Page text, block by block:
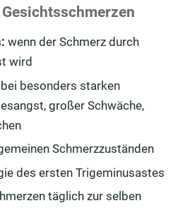
wenn der Schmerz durch
wird
bei besonders starken
großer Schwäche,
Schmerzzuständen
des ersten Trigeminusastes
täglich zur selben